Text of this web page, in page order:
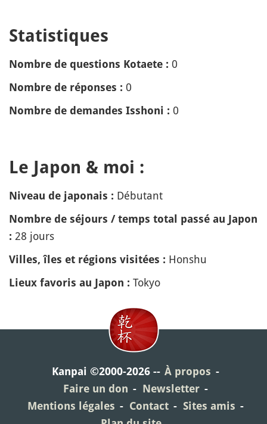
Statistiques
Nombre de questions Kotaete : 0
Nombre de réponses : 0
Nombre de demandes Isshoni : 0
Le Japon & moi :
Niveau de japonais : Débutant
Nombre de séjours / temps total passé au Japon
: 28 jours
Villes, îles et régions visitées : Honshu
Lieux favoris au Japon : Tokyo
Kanpai ©2000-2026
À propos
Faire un don
Newsletter
Mentions légales
Contact
Sites amis